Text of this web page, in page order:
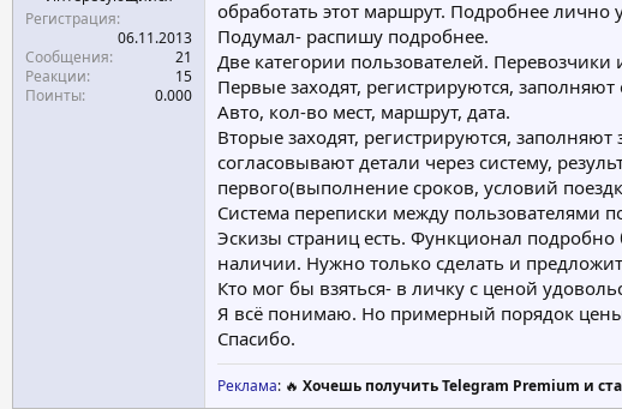
Регистрация
06.11.2013
Сообщения
21
Реакции
15
Поинты
0.000
обработать этот маршрут. Подробнее лично
Подумал- распишу подробнее.
Две категории пользователей. Перевозчики
Первые заходят, регистрируются,
Авто, кол-во мест, маршрут, дата.
Вторые заходят, регистрируются,
согласовывают детали через систему,
первого(выполнение сроков, условий
Система переписки между пользователями
Эскизы страниц есть. Функционал подробно
наличии. Нужно только сделать и
Кто мог бы взяться- в личку с ценой
Я всё понимаю. Но примерный порядок цены
Спасибо.
Реклама: 🔥 Хочешь получить Telegram Premium и